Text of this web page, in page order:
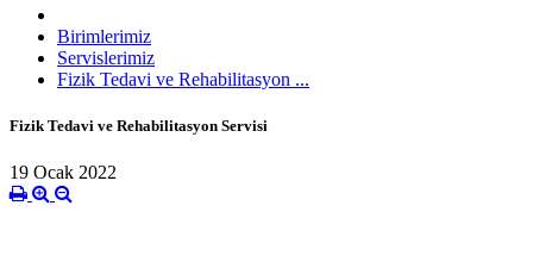
Birimlerimiz
Servislerimiz
Fizik Tedavi ve Rehabilitasyon ...
Fizik Tedavi ve Rehabilitasyon Servisi
19 Ocak 2022